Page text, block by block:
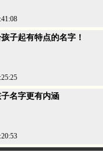
子起有特点的名字！
名字更有内涵